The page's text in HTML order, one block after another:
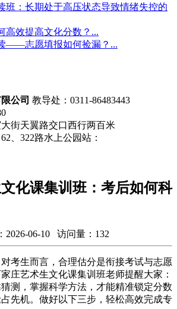
班：长期处于高压状态导致情绪失控的
高效提高文化分数？...
——志愿填报如何捡漏？...
公司 教导处：0311-86483443
街天翼路交口西行两百米
、322路水上公园站：
化课集训班：考后如何科
06-10 访问量：132
生而言，合理估分是衔接考试与志愿
庄艺术生文化课集训班老师提醒大家：
测，掌握科学方法，才能精准锁定分数
先机。做好以下三步，轻松高效完成专